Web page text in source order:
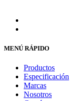
MENÚ RÁPIDO
Productos
Especificación
Marcas
Nosotros